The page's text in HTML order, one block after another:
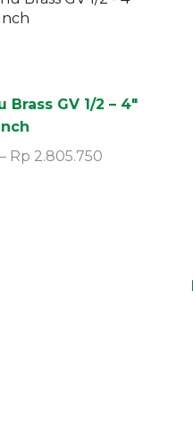
Brass GV 1/2 – 4″
Inch
– Rp 2.805.750